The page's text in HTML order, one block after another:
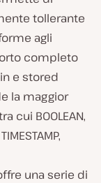
tollerante
agli
completo
e stored
la maggior
cui BOOLEAN,
una serie di